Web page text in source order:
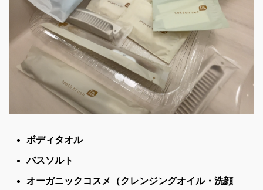
ボディタオル
バスソルト
オーガニックコスメ（クレンジングオイル・洗顔